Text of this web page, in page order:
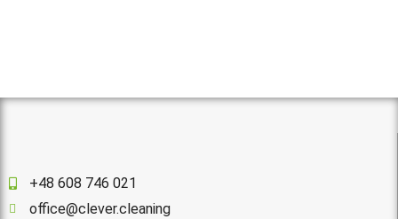
+48 608 746 021
office@clever.cleaning